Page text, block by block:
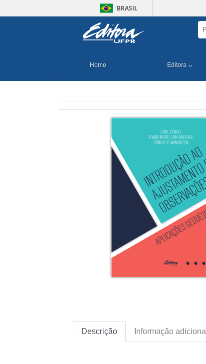
BRASIL
Home Editora
Descrição Informação adicional